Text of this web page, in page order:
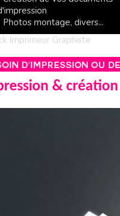
Photos montage, divers...
Imprimeur Graphiste
&